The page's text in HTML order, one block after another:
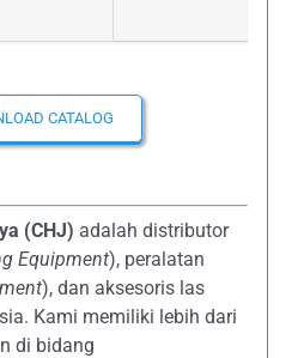
CATALOG
(CHJ) adalah distributor
Equipment), peralatan
), dan aksesoris las
Kami memiliki lebih dari
di bidang